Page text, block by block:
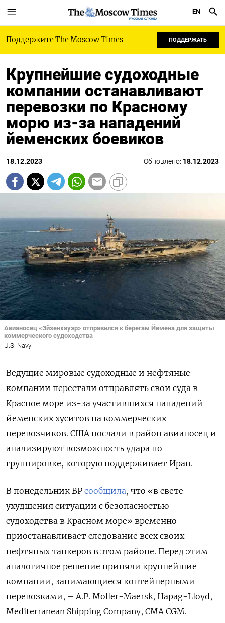
РУССКАЯ СЛУЖБА
EN
Поддержите The Moscow Times ПОДДЕРЖАТЬ
Крупнейшие судоходные
компании останавливают
перевозки по Красному
морю из-за нападений
йеменских боевиков
18.12.2023 Обновлено: 18.12.2023
Авианосец «Эйзенхауэр» отправился к берегам Йемена для защиты
коммерческого судоходства
U.S. Navy
Ведущие мировые судоходные и нефтяные
компании перестали отправлять свои суда в
Красное море из-за участившихся нападений
йеменских хуситов на коммерческих
перевозчиков. США послали в район авианосец и
анализируют возможность удара по
группировке, которую поддерживает Иран.
В понедельник BP сообщила, что «в свете
ухудшения ситуации с безопасностью
судоходства в Красном море» временно
приостанавливает следование всех своих
нефтяных танкеров в этом районе. Перед этим
аналогичное решение приняли крупнейшие
компании, занимающиеся контейнерными
перевозками, – A.P. Moller-Maersk, Hapag-Lloyd,
Mediterranean Shipping Company, CMA CGM.